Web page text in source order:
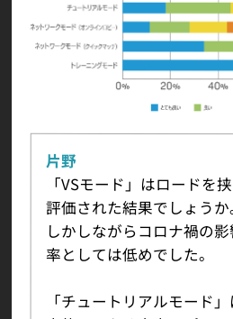
片野
「VSモード」はロードを
評価された結果でしょうか
しかしながらコロナ禍の
率としては低めでした。
「チュートリアルモード